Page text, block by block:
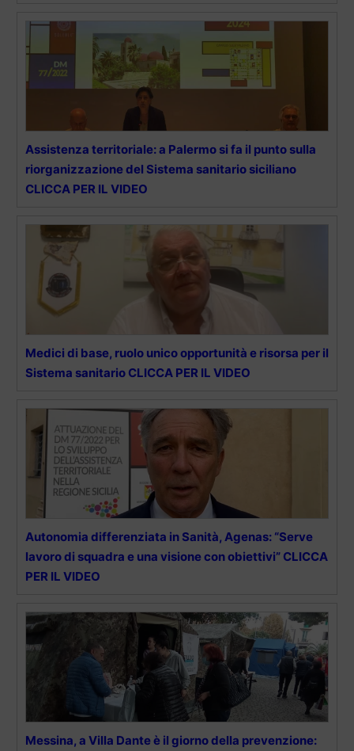
Assistenza territoriale: a Palermo si fa il punto sulla
riorganizzazione del Sistema sanitario siciliano
CLICCA PER IL VIDEO
Medici di base, ruolo unico opportunità e risorsa per il
Sistema sanitario CLICCA PER IL VIDEO
Autonomia differenziata in Sanità, Agenas: “Serve
lavoro di squadra e una visione con obiettivi” CLICCA
PER IL VIDEO
Messina, a Villa Dante è il giorno della prevenzione: